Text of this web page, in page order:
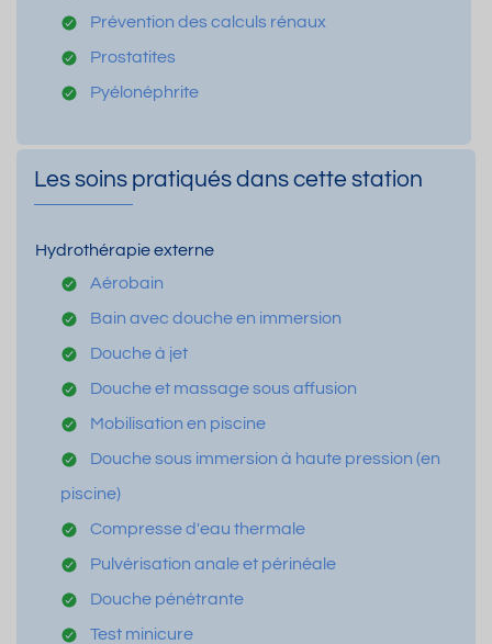
Prévention des calculs rénaux
Prostatites
Pyélonéphrite
Les soins pratiqués dans cette station
Hydrothérapie externe
Aérobain
Bain avec douche en immersion
Douche à jet
Douche et massage sous affusion
Mobilisation en piscine
Douche sous immersion à haute pression (en
piscine)
Compresse d'eau thermale
Pulvérisation anale et périnéale
Douche pénétrante
Test minicure